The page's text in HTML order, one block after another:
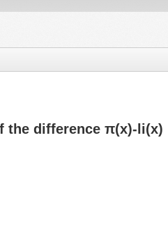
the difference π(x)-li(x)